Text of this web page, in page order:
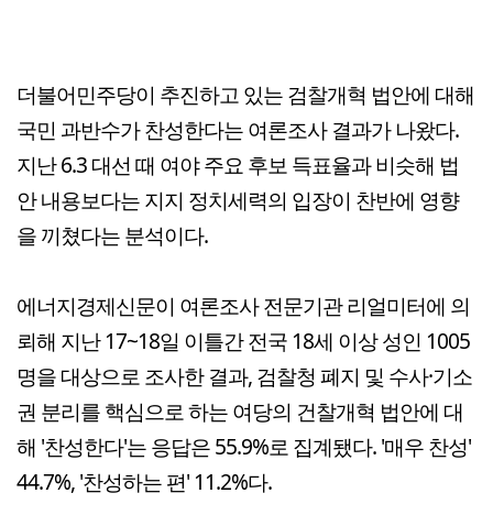
더불어민주당이 추진하고 있는 검찰개혁 법안에 대해
국민 과반수가 찬성한다는 여론조사 결과가 나왔다.
지난 6.3 대선 때 여야 주요 후보 득표율과 비슷해 법
안 내용보다는 지지 정치세력의 입장이 찬반에 영향
을 끼쳤다는 분석이다.
에너지경제신문이 여론조사 전문기관 리얼미터에 의
뢰해 지난 17~18일 이틀간 전국 18세 이상 성인 1005
명을 대상으로 조사한 결과, 검찰청 폐지 및 수사·기소
권 분리를 핵심으로 하는 여당의 건찰개혁 법안에 대
해 '찬성한다'는 응답은 55.9%로 집계됐다. '매우 찬성'
44.7%, '찬성하는 편' 11.2%다.